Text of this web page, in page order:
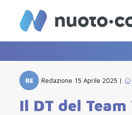
RE Redazione 15 Aprile 2025 |
Il DT del